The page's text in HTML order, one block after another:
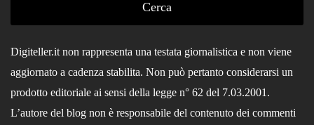
Digiteller.it non rappresenta una testata giornalistica e non viene
aggiornato a cadenza stabilita. Non può pertanto considerarsi un
prodotto editoriale ai sensi della legge n° 62 del 7.03.2001.
L’autore del blog non è responsabile del contenuto dei commenti